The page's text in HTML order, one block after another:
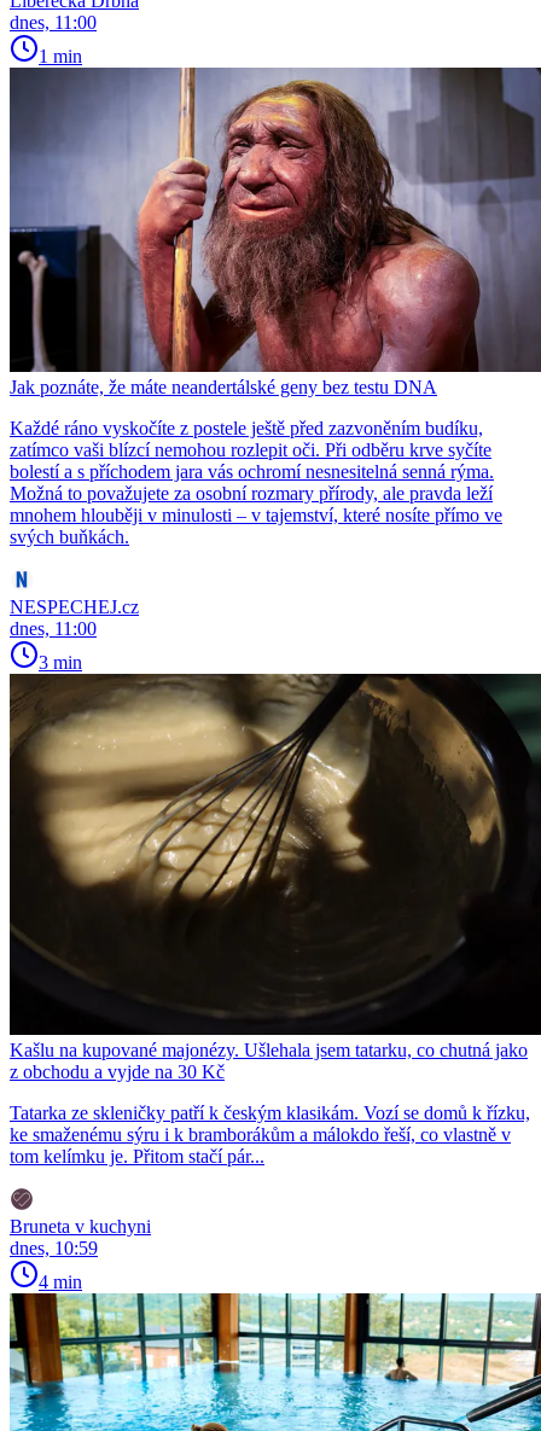
dnes, 11:00
1 min
Jak poznáte, že máte neandertálské geny bez testu DNA
Každé ráno vyskočíte z postele ještě před zazvoněním budíku,
zatímco vaši blízcí nemohou rozlepit oči. Při odběru krve syčíte
bolestí a s příchodem jara vás ochromí nesnesitelná senná rýma.
Možná to považujete za osobní rozmary přírody, ale pravda leží
mnohem hlouběji v minulosti – v tajemství, které nosíte přímo ve
svých buňkách.
NESPECHEJ.cz
dnes, 11:00
3 min
Kašlu na kupované majonézy. Ušlehala jsem tatarku, co chutná jako
z obchodu a vyjde na 30 Kč
Tatarka ze skleničky patří k českým klasikám. Vozí se domů k řízku,
ke smaženému sýru i k bramborákům a málokdo řeší, co vlastně v
tom kelímku je. Přitom stačí pár...
Bruneta v kuchyni
dnes, 10:59
4 min